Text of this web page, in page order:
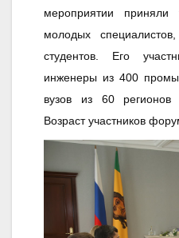
мероприятии
молодых
студентов. Его
инженеры из 400
вузов из 60 регионов
Возраст участников